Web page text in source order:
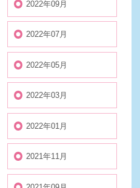
2022年09月
2022年07月
2022年05月
2022年03月
2022年01月
2021年11月